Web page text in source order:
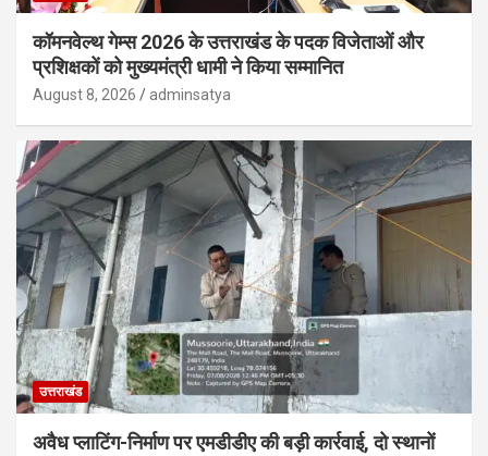
कॉमनवेल्थ गेम्स 2026 के उत्तराखंड के पदक विजेताओं और
प्रशिक्षकों को मुख्यमंत्री धामी ने किया सम्मानित
August 8, 2026 adminsatya
उत्तराखंड
अवैध प्लाटिंग-निर्माण पर एमडीडीए की बड़ी कार्रवाई, दो स्थानों